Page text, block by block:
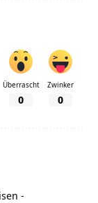
Überrascht
0
Zwinker
0
-